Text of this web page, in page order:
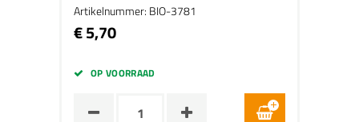
Artikelnummer: BIO-3781
€ 5,70
OP VOORRAAD